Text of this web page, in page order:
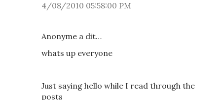
4/08/2010 05:58:00 PM
Anonyme a dit…
whats up everyone
Just saying hello while I read through the
posts